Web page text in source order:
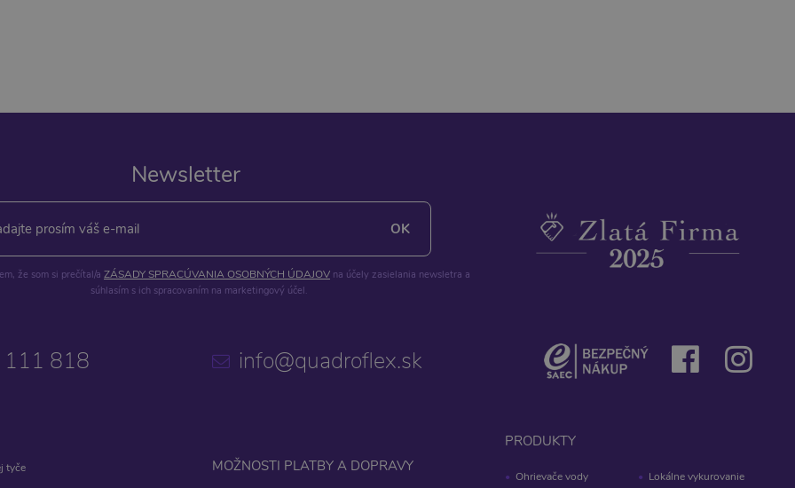
Newsletter
že som si prečítal/a ZÁSADY SPRACÚVANIA OSOBNÝCH ÚDAJOV na účely zasielania newsletra a
súhlasím s ich spracovaním na marketingový účel.
818 info@quadroflex.sk
tyče MOŽNOSTI PLATBY A DOPRAVY
PRODUKTY
Ohrievače vody Lokálne vykurovanie